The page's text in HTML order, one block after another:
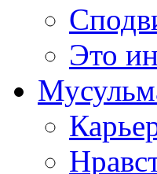
Это